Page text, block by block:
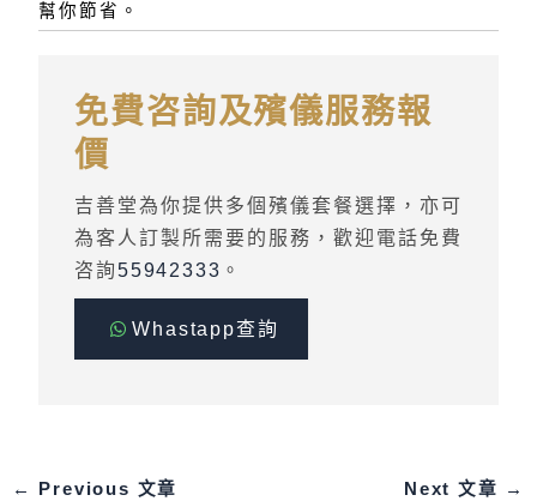
幫你節省。
免費咨詢及殯儀服務報
價
吉善堂為你提供多個殯儀套餐選擇，亦可
為客人訂製所需要的服務，歡迎電話免費
咨詢55942333 。
Whastapp查詢
← Previous 文章 Next 文章 →